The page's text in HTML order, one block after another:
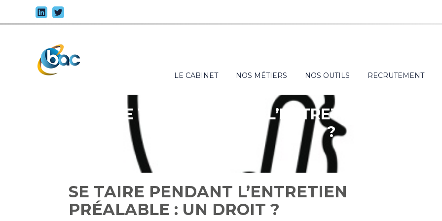
Principal
LE CABINET NOS MÉTIERS NOS OUTILS RECRUTEMENT
SE TAIRE PENDANT L’ENTRETIEN
?
SE TAIRE PENDANT L’ENTRETIEN
PRÉALABLE : UN DROIT ?